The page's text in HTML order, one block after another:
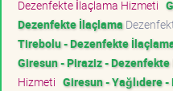
Dezenfekte İlaçlama Hizmeti
Dezenfekte İlaçlama
Tirebolu - Dezenfekte
Giresun - Piraziz -
Hizmeti Giresun - Yağlıdere